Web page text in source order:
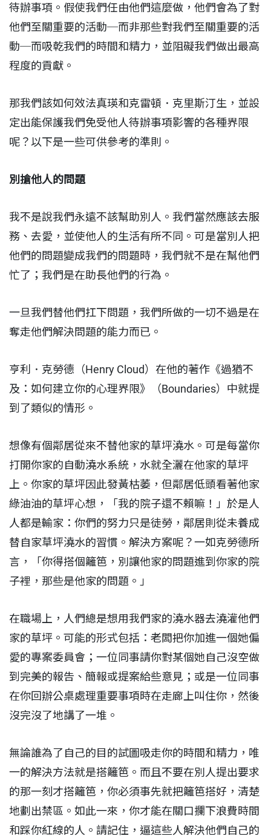
待辦事項。假使我們任由他們這麼做，他們會為了對
他們至關重要的活動─而非那些對我們至關重要的活
動─而吸乾我們的時間和精力，並阻礙我們做出最高
程度的貢獻。
那我們該如何效法真瑛和克雷頓．克里斯汀生，並設
定出能保護我們免受他人待辦事項影響的各種界限
呢？以下是一些可供參考的準則。
別搶他人的問題
我不是說我們永遠不該幫助別人。我們當然應該去服
務、去愛，並使他人的生活有所不同。可是當別人把
他們的問題變成我們的問題時，我們就不是在幫他們
忙了；我們是在助長他們的行為。
一旦我們替他們扛下問題，我們所做的一切不過是在
奪走他們解決問題的能力而已。
亨利．克勞德（Henry Cloud）在他的著作《過猶不
及：如何建立你的心理界限》（Boundaries）中就提
到了類似的情形。
想像有個鄰居從來不替他家的草坪澆水。可是每當你
打開你家的自動澆水系統，水就全灑在他家的草坪
上。你家的草坪因此發黃枯萎，但鄰居低頭看著他家
綠油油的草坪心想，「我的院子還不賴嘛！」於是人
人都是輸家：你們的努力只是徒勞，鄰居則從未養成
替自家草坪澆水的習慣。解決方案呢？一如克勞德所
言，「你得搭個籬笆，別讓他家的問題進到你家的院
子裡，那些是他家的問題。」
在職場上，人們總是想用我們家的澆水器去澆灌他們
家的草坪。可能的形式包括：老闆把你加進一個她偏
愛的專案委員會；一位同事請你對某個她自己沒空做
到完美的報告、簡報或提案給些意見；或是一位同事
在你回辦公桌處理重要事項時在走廊上叫住你，然後
沒完沒了地講了一堆。
無論誰為了自己的目的試圖吸走你的時間和精力，唯
一的解決方法就是搭籬笆。而且不要在別人提出要求
的那一刻才搭籬笆，你必須事先就把籬笆搭好，清楚
地劃出禁區。如此一來，你才能在關口攔下浪費時間
和踩你紅線的人。請記住，逼這些人解決他們自己的